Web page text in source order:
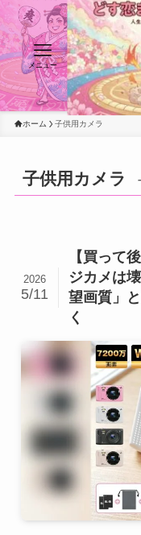
メニュー
ホーム 子供用カメラ
子供用カメラ
【買って
ジカメは
望画質」
く
2026
5/11